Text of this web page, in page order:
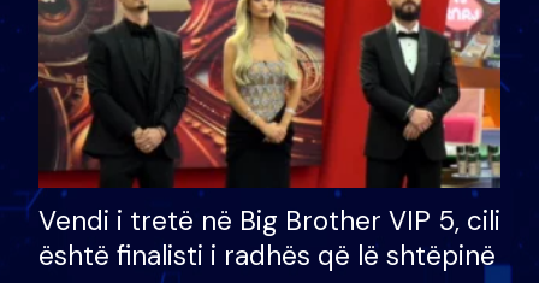
Vendi i tretë në Big Brother VIP 5, cili
është finalisti i radhës që lë shtëpinë